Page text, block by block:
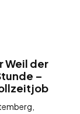
Weil der
–